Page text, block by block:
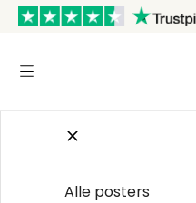
Alle posters